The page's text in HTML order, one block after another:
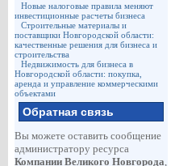
Новые налоговые правила меняют
инвестиционные расчеты бизнеса
Строительные материалы и
поставщики Новгородской области:
качественные решения для бизнеса и
строительства
Недвижимость для бизнеса в
Новгородской области: покупка,
аренда и управление коммерческими
объектами
Обратная связь
Вы можете оставить сообщение
администратору ресурса
Компании Великого Новгорода,